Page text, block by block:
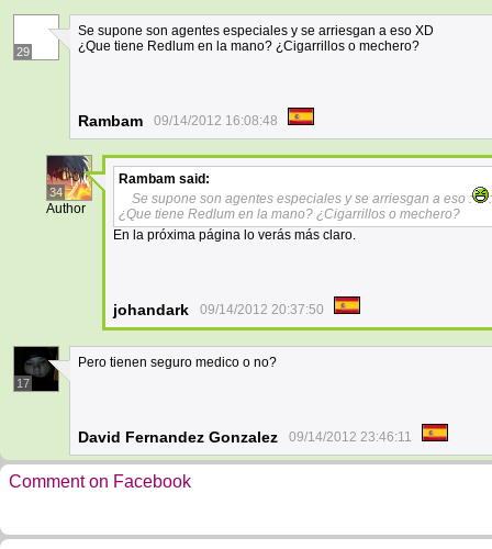
29
Se supone son agentes especiales y se arriesgan a eso XD
¿Que tiene Redlum en la mano? ¿Cigarrillos o mechero?
Rambam 09/14/2012 16:08:48
34
Author
Rambam said:
Se supone son agentes especiales y se arriesgan a eso :
:
¿Que tiene Redlum en la mano? ¿Cigarrillos o mechero?
En la próxima página lo verás más claro.
johandark 09/14/2012 20:37:50
17
Pero tienen seguro medico o no?
David Fernandez Gonzalez 09/14/2012 23:46:11
Comment on Facebook